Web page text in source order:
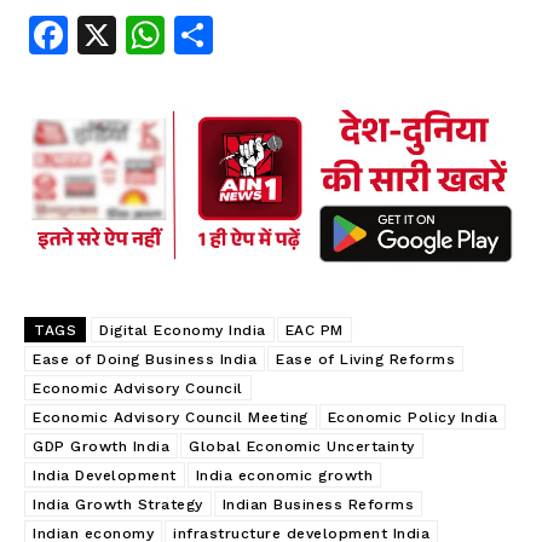
Fa
ce
b
oo
k
X W
ha
ts
A
p
p
re
TAGS Digital Economy India
EAC PM
Ease of Doing Business India
Ease of Living Reforms
Economic Advisory Council
Economic Advisory Council Meeting
Economic Policy India
GDP Growth India
Global Economic Uncertainty
India Development
India economic growth
India Growth Strategy
Indian Business Reforms
Indian economy
infrastructure development India